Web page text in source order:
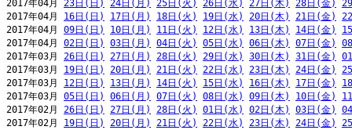
2017年04月 23日(日) 24日(月) 25日(火) 26日(水) 27日(木) 28日(金)
2017年04月 16日(日) 17日(月) 18日(火) 19日(水) 20日(木) 21日(金)
2017年04月 09日(日) 10日(月) 11日(火) 12日(水) 13日(木) 14日(金)
2017年04月 02日(日) 03日(月) 04日(火) 05日(水) 06日(木) 07日(金)
2017年03月 26日(日) 27日(月) 28日(火) 29日(水) 30日(木) 31日(金)
2017年03月 19日(日) 20日(月) 21日(火) 22日(水) 23日(木) 24日(金)
2017年03月 12日(日) 13日(月) 14日(火) 15日(水) 16日(木) 17日(金)
2017年03月 05日(日) 06日(月) 07日(火) 08日(水) 09日(木) 10日(金)
2017年02月 26日(日) 27日(月) 28日(火) 01日(水) 02日(木) 03日(金)
2017年02月 19日(日) 20日(月) 21日(火) 22日(水) 23日(木) 24日(金)